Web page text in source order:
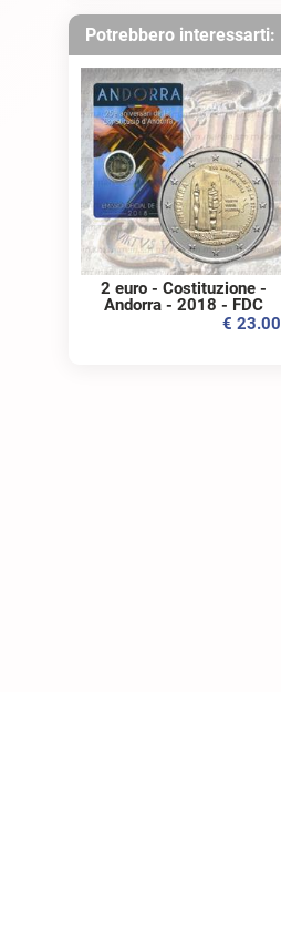
Potrebbero interessarti:
2 euro - Costituzione -
Andorra - 2018 - FDC
€ 23.00